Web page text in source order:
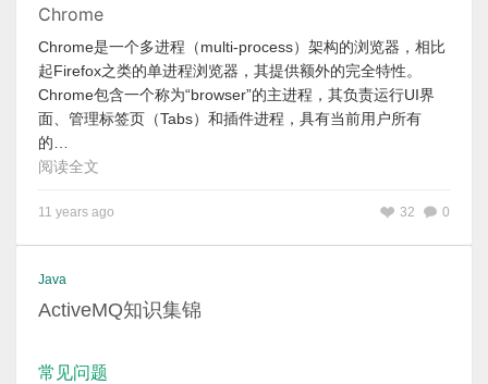
Chrome
Chrome是一个多进程（multi-process）架构的浏览器，相比
起Firefox之类的单进程浏览器，其提供额外的完全特性。
Chrome包含一个称为“browser”的主进程，其负责运行UI界
面、管理标签页（Tabs）和插件进程，具有当前用户所有
的…
阅读全文
11 years ago 0
32
Java
ActiveMQ知识集锦
常见问题